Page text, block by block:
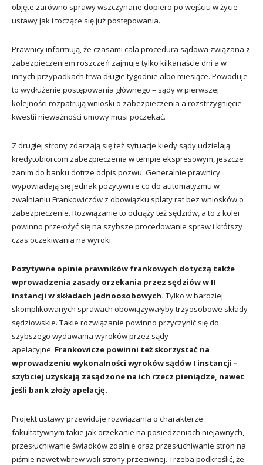
objęte zarówno sprawy wszczynane dopiero po wejściu w życie
ustawy jak i toczące się już postępowania.
Prawnicy informują, że czasami cała procedura sądowa związana z
zabezpieczeniem roszczeń zajmuje tylko kilkanaście dni a w
innych przypadkach trwa długie tygodnie albo miesiące. Powoduje
to wydłużenie postępowania głównego – sądy w pierwszej
kolejności rozpatrują wnioski o zabezpieczenia a rozstrzygnięcie
kwestii nieważności umowy musi poczekać.
Z drugiej strony zdarzają się też sytuacje kiedy sądy udzielają
kredytobiorcom zabezpieczenia w tempie ekspresowym, jeszcze
zanim do banku dotrze odpis pozwu. Generalnie prawnicy
wypowiadają się jednak pozytywnie co do automatyzmu w
zwalnianiu Frankowiczów z obowiązku spłaty rat bez wniosków o
zabezpieczenie. Rozwiązanie to odciąży też sędziów, a to z kolei
powinno przełożyć się na szybsze procedowanie spraw i krótszy
czas oczekiwania na wyroki.
Pozytywne opinie prawników frankowych dotyczą także
wprowadzenia zasady orzekania przez sędziów w II
instancji w składach jednoosobowych. Tylko w bardziej
skomplikowanych sprawach obowiązywałyby trzyosobowe składy
sędziowskie. Takie rozwiązanie powinno przyczynić się do
szybszego wydawania wyroków przez sądy
apelacyjne. Frankowicze powinni też skorzystać na
wprowadzeniu wykonalności wyroków sądów I instancji –
szybciej uzyskają zasądzone na ich rzecz pieniądze, nawet
jeśli bank złoży apelację.
Projekt ustawy przewiduje rozwiązania o charakterze
fakultatywnym takie jak orzekanie na posiedzeniach niejawnych,
przesłuchiwanie świadków zdalnie oraz przesłuchiwanie stron na
piśmie nawet wbrew woli strony przeciwnej. Trzeba podkreślić, że